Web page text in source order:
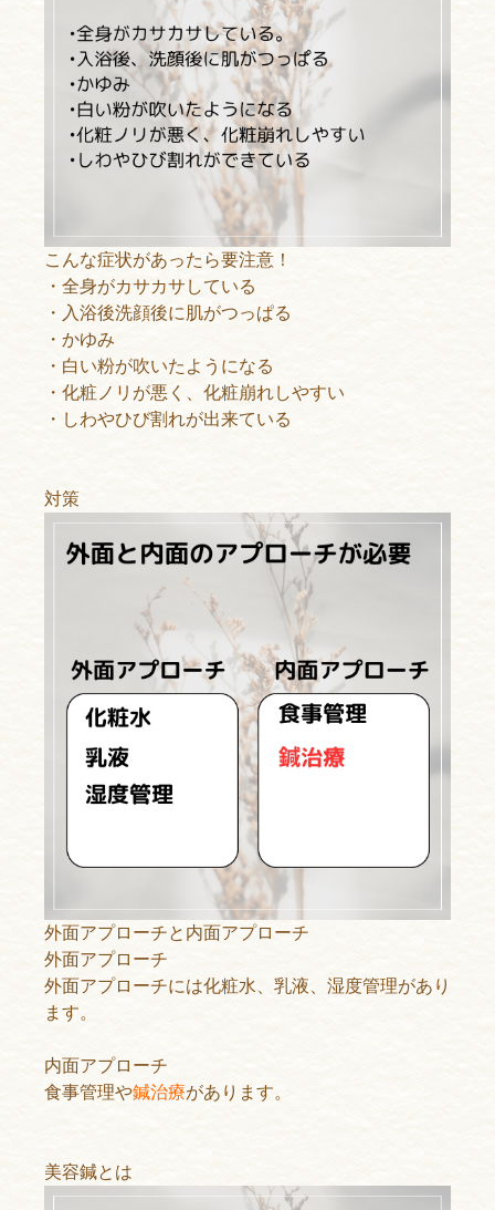
こんな症状があったら要注意！
・全身がカサカサしている
・入浴後洗顔後に肌がつっぱる
・かゆみ
・白い粉が吹いたようになる
・化粧ノリが悪く、化粧崩れしやすい
・しわやひび割れが出来ている
対策
外面アプローチと内面アプローチ
外面アプローチ
外面アプローチには化粧水、乳液、湿度管理があり
ます。
内面アプローチ
食事管理や鍼治療があります。
美容鍼とは